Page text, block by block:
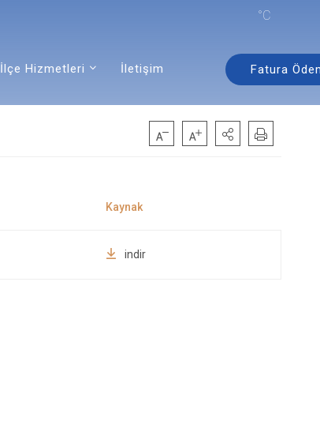
°C
İlçe Hizmetleri İletişim Fatura
indir